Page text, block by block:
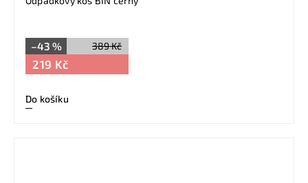
389 Kč
–43 %
219 Kč
Do košíku